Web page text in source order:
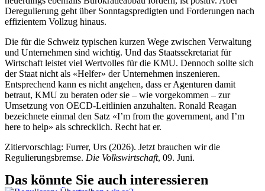
Deregulierung geht über Sonntagspredigten und Forderungen nach
effizientem Vollzug hinaus.
Die für die Schweiz typischen kurzen Wege zwischen Verwaltung
und Unternehmen sind wichtig. Und das Staatssekretariat für
Wirtschaft leistet viel Wertvolles für die KMU. Dennoch sollte sich
der Staat nicht als «Helfer» der Unternehmen inszenieren.
Entsprechend kann es nicht angehen, dass er Agenturen damit
betraut, KMU zu beraten oder sie – wie vorgekommen – zur
Umsetzung von OECD-Leitlinien anzuhalten. Ronald Reagan
bezeichnete einmal den Satz «I’m from the government, and I’m
here to help» als schrecklich. Recht hat er.
Zitiervorschlag: Furrer, Urs (2026). Jetzt brauchen wir die
Regulierungsbremse. Die Volkswirtschaft, 09. Juni.
Das könnte Sie auch interessieren